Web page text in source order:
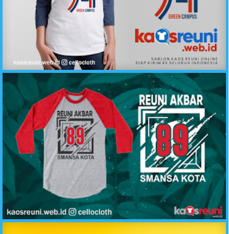
Desain Kaos Reuni Alumni Green Campus 1994 - Kaos Reuni
Sablon Kaos Reuni Akbar Angkatan 98 SMANSA - Desain Sablon Kaos Reuni Online